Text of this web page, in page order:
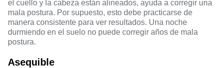
el cuello y la cabeza están alineados, ayuda a corregir una
mala postura. Por supuesto, esto debe practicarse de
manera consistente para ver resultados. Una noche
durmiendo en el suelo no puede corregir años de mala
postura.
Asequible